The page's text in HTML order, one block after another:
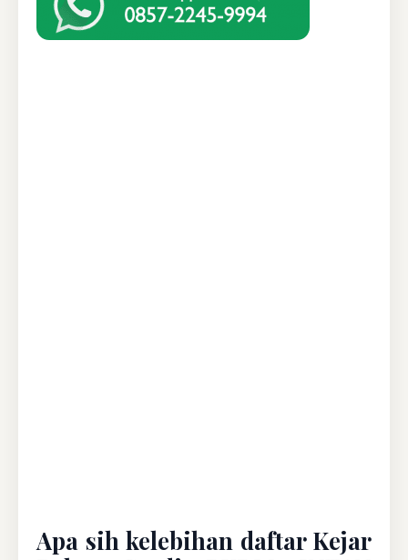
Apa sih kelebihan daftar Kejar